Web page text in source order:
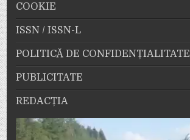
COOKIE
ISSN / ISSN-L
POLITICĂ DE CONFIDENȚIALITATE
PUBLICITATE
REDACȚIA